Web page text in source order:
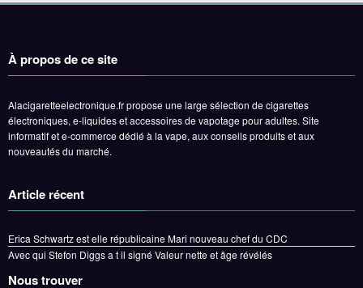
À propos de ce site
Alacigaretteelectronique.fr propose une large sélection de cigarettes
électroniques, e-liquides et accessoires de vapotage pour adultes. Site
informatif et e-commerce dédié à la vape, aux conseils produits et aux
nouveautés du marché.
Article récent
Erica Schwartz est elle républicaine Mari nouveau chef du CDC
Avec qui Stefon Diggs a t il signé Valeur nette et âge révélés
Nous trouver